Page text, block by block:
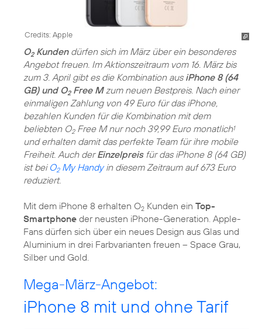
Credits: Apple
O2Kundendürfen sich im März über ein besonderes
Angebot freuen. Im Aktionszeitraum vom 16. März bis
zum 3. April gibt es die Kombination aus iPhone 8 (64
GB) und O2Free Mzum neuen Bestpreis. Nach einer
einmaligen Zahlung von 49 Euro für das iPhone,
bezahlen Kunden für die Kombination mit dem
beliebten O2Free M nur noch 39,99 Euro monatlich1
und erhalten damit das perfekte Team für ihre mobile
Freiheit. Auch derEinzelpreisfür das iPhone 8 (64 GB)
ist bei O2My Handyin diesem Zeitraum auf 673 Euro
reduziert.
Mit dem iPhone 8 erhalten O2 Kunden ein Top-
Smartphone der neusten iPhone-Generation. Apple-
Fans dürfen sich über ein neues Design aus Glas und
Aluminium in drei Farbvarianten freuen – Space Grau,
Silber und Gold.
Mega-März-Angebot:
iPhone 8 mit und ohne Tarif